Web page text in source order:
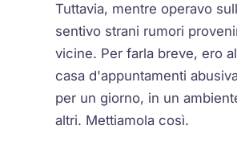
Tuttavia, mentre operavo
sentivo strani rumori
vicine. Per farla breve, ero
casa d'appuntamenti
per un giorno, in un
altri. Mettiamola così.